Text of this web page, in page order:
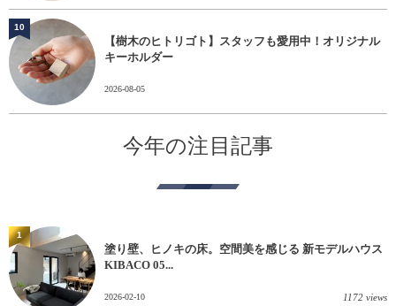
【樹木のヒトリゴト】スタッフも愛用中！オリジナル
キーホルダー
2026-08-05
10
今年の注目記事
塗り壁、ヒノキの床。空間美を感じる 新モデルハウス
KIBACO 05...
2026-02-10 1172 views
1